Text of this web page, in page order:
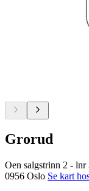
Grorud
Oen salgstrinn 2 -
0956 Oslo Se kart